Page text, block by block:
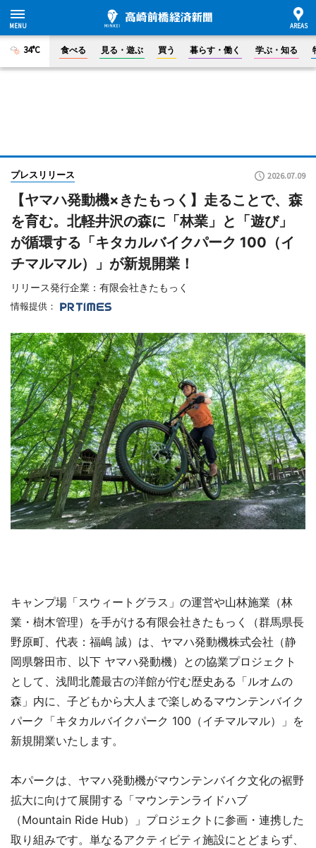
34°C 食べる 見る・遊ぶ 買う 暮らす・働く 学ぶ・知る
プレスリリース 2026.07.09
【ヤマハ発動機×きたもっく】走ることで、森
を育む。北軽井沢の森に「林業」と「遊び」
が循環する「キタカルバイクパーク 100（イ
チマルマル）」が新規開業！
リリース発行企業：有限会社きたもっく
情報提供：
キャンプ場「スウィートグラス」の運営や山林施業（林
業・樹木管理）を手がける有限会社きたもっく（群馬県長
野原町、代表：福嶋 誠）は、ヤマハ発動機株式会社（静
岡県磐田市、以下 ヤマハ発動機）との協業プロジェクト
として、浅間北麓最古の洋館が佇む歴史ある「ルオムの
森」内に、子どもから大人まで楽しめるマウンテンバイク
パーク「キタカルバイクパーク 100（イチマルマル）」を
新規開業いたします。
本パークは、ヤマハ発動機がマウンテンバイク文化の裾野
拡大に向けて展開する「マウンテンライドハブ
（Mountain Ride Hub）」プロジェクトに参画・連携した
取り組みです。単なるアクティビティ施設にとどまらず、